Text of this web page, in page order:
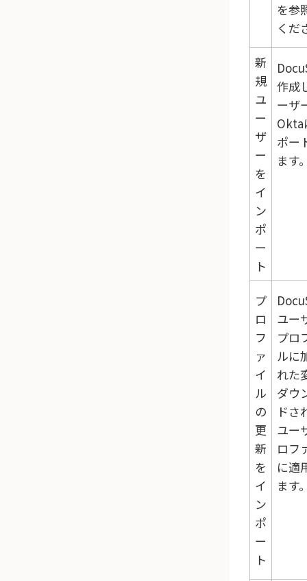
を参
くだ
新
規
ユ
ー
ザ
ー
を
イ
ン
ポ
ー
ト
作成
ーザ
Okta
ポー
ます
プ
ロ
フ
ァ
イ
ル
の
更
新
を
イ
ン
ポ
ー
ト
ユー
プロ
ルに
れた
ダウ
ドさ
ユー
ロフ
に適
ます